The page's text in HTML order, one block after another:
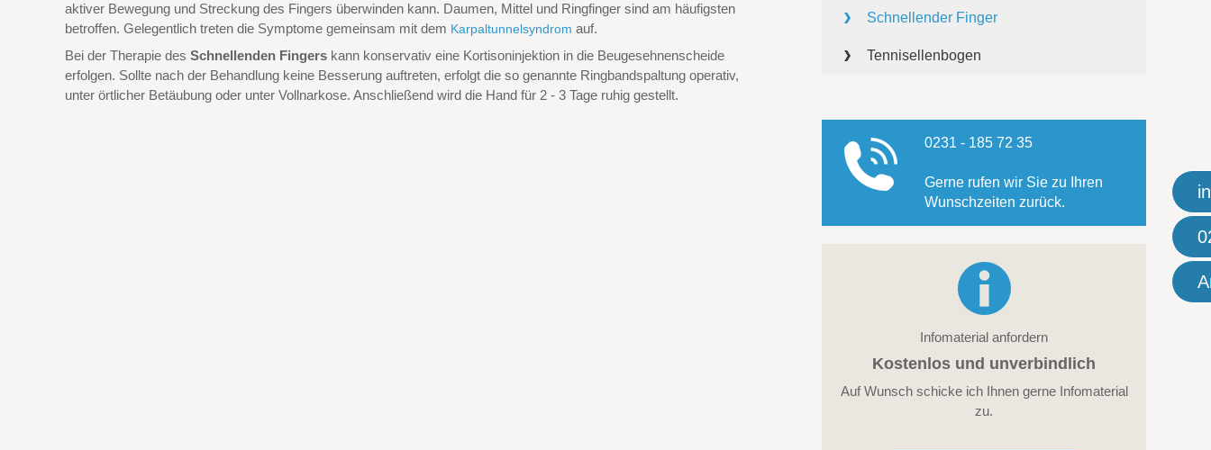
Schnellender Finger
Tennisellenbogen
0231 - 185 72 35
Gerne rufen wir Sie zu Ihren
Wunschzeiten zurück.
Infomaterial anfordern
Kostenlos und unverbindlich
Auf Wunsch schicke ich Ihnen gerne Infomaterial
zu.
aktiver Bewegung und Streckung des Fingers überwinden kann. Daumen, Mittel und Ringfinger sind am häufigsten
betroffen. Gelegentlich treten die Symptome gemeinsam mit dem Karpaltunnelsyndrom auf.
Bei der Therapie des Schnellenden Fingers kann konservativ eine Kortisoninjektion in die Beugesehnenscheide
erfolgen. Sollte nach der Behandlung keine Besserung auftreten, erfolgt die so genannte Ringbandspaltung operativ,
unter örtlicher Betäubung oder unter Vollnarkose. Anschließend wird die Hand für 2 - 3 Tage ruhig gestellt.